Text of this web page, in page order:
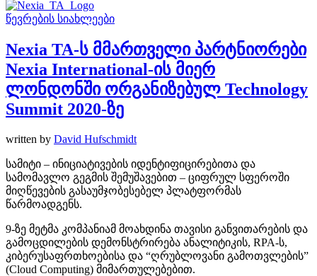
წევრების სიახლეები
Nexia TA-ს მმართველი პარტნიორები
Nexia International-ის მიერ
ლონდონში ორგანიზებულ Technology
Summit 2020-ზე
written by David Hufschmidt
სამიტი – ინიციატივების იდენტიფიცირებითა და
სამომავლო გეგმის შემუშავებით – ციფრულ სფეროში
მიღწევების გასაუმჯობესებელ პლატფორმას
წარმოადგენს.
9-ზე მეტმა კომპანიამ მოახდინა თავისი განვითარების და
გამოცდილების დემონსტრირება ანალიტიკის, RPA-ს,
კიბერუსაფრთხოებისა და “ღრუბლოვანი გამოთვლების”
(Cloud Computing) მიმართულებებით.